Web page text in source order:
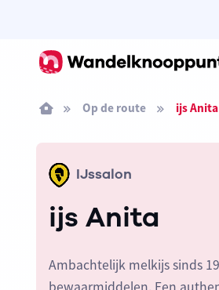
Op de route ijs Anita
IJssalon
ijs Anita
Ambachtelijk melkijs sinds